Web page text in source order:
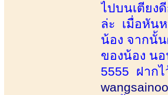
ไปบนเตียง
ล่ะ เมื่อหัน
น้อง จากนั้
ของน้อง น
5555 ฝากไ